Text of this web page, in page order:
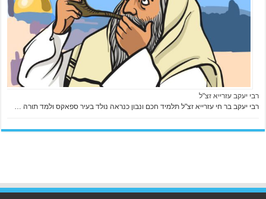
רבי יעקב עזרייא זצ"ל
רבי יעקב בר חי עזרייא זצ"ל תלמיד חכם ונבון כנראה נולד בעיר ספאקס ולמד תורה …